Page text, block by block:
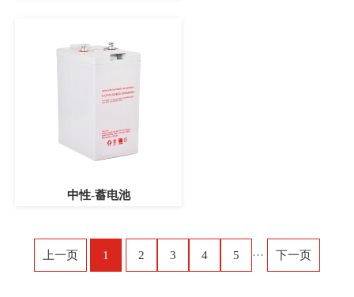
中性-蓄电池
上一页 1 2 3 4 5 ··· 下一页